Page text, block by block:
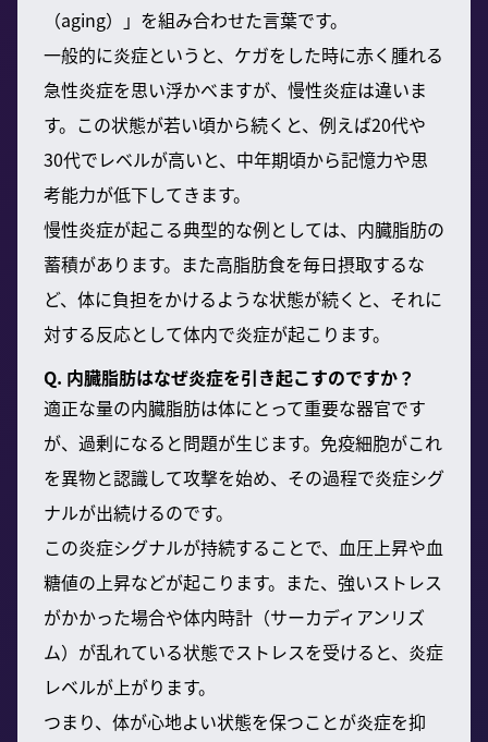
（aging）」を組み合わせた言葉です。
一般的に炎症というと、ケガをした時に赤く腫れる
急性炎症を思い浮かべますが、慢性炎症は違いま
す。この状態が若い頃から続くと、例えば20代や
30代でレベルが高いと、中年期頃から記憶力や思
考能力が低下してきます。
慢性炎症が起こる典型的な例としては、内臓脂肪の
蓄積があります。また高脂肪食を毎日摂取するな
ど、体に負担をかけるような状態が続くと、それに
対する反応として体内で炎症が起こります。
Q. 内臓脂肪はなぜ炎症を引き起こすのですか？
適正な量の内臓脂肪は体にとって重要な器官です
が、過剰になると問題が生じます。免疫細胞がこれ
を異物と認識して攻撃を始め、その過程で炎症シグ
ナルが出続けるのです。
この炎症シグナルが持続することで、血圧上昇や血
糖値の上昇などが起こります。また、強いストレス
がかかった場合や体内時計（サーカディアンリズ
ム）が乱れている状態でストレスを受けると、炎症
レベルが上がります。
つまり、体が心地よい状態を保つことが炎症を抑